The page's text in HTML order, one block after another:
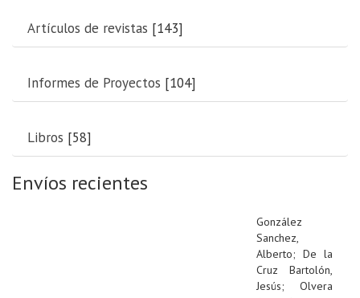
Artículos de revistas [143]
Informes de Proyectos [104]
Libros [58]
Envíos recientes
González
Sanchez,
Alberto; De la
Cruz Bartolón,
Jesús; Olvera